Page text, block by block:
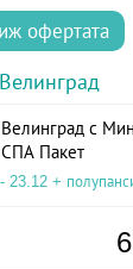
офертата
Велинград
с
Пакет
23.12 +